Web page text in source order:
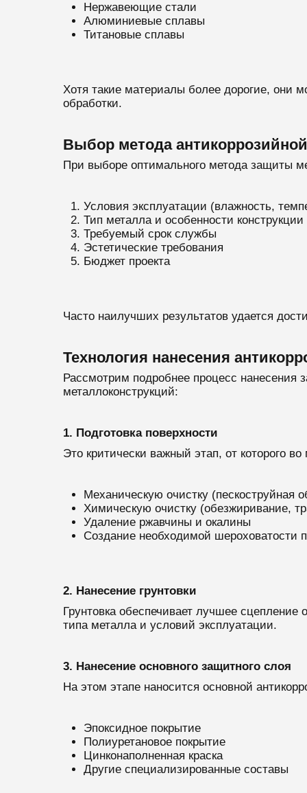
Нержавеющие стали
Алюминиевые сплавы
Титановые сплавы
Хотя такие материалы более дорогие, они
обработки.
Выбор метода
При выборе оптимального метода защиты
Условия эксплуатации (влажность,
Тип металла и особенности конструкции
Требуемый срок службы
Эстетические требования
Бюджет проекта
Часто наилучших результатов удается
Технология нанесения
Рассмотрим подробнее процесс нанесения
металлоконструкций:
1. Подготовка поверхности
Это критически важный этап, от которого
Механическую очистку (пескоструйная
Химическую очистку (обезжиривание,
Удаление ржавчины и окалины
Создание необходимой шероховатости
2. Нанесение грунтовки
Грунтовка обеспечивает лучшее
типа металла и условий эксплуатации.
3. Нанесение основного защитного слоя
На этом этапе наносится основной
Эпоксидное покрытие
Полиуретановое покрытие
Цинконаполненная краска
Другие специализированные составы